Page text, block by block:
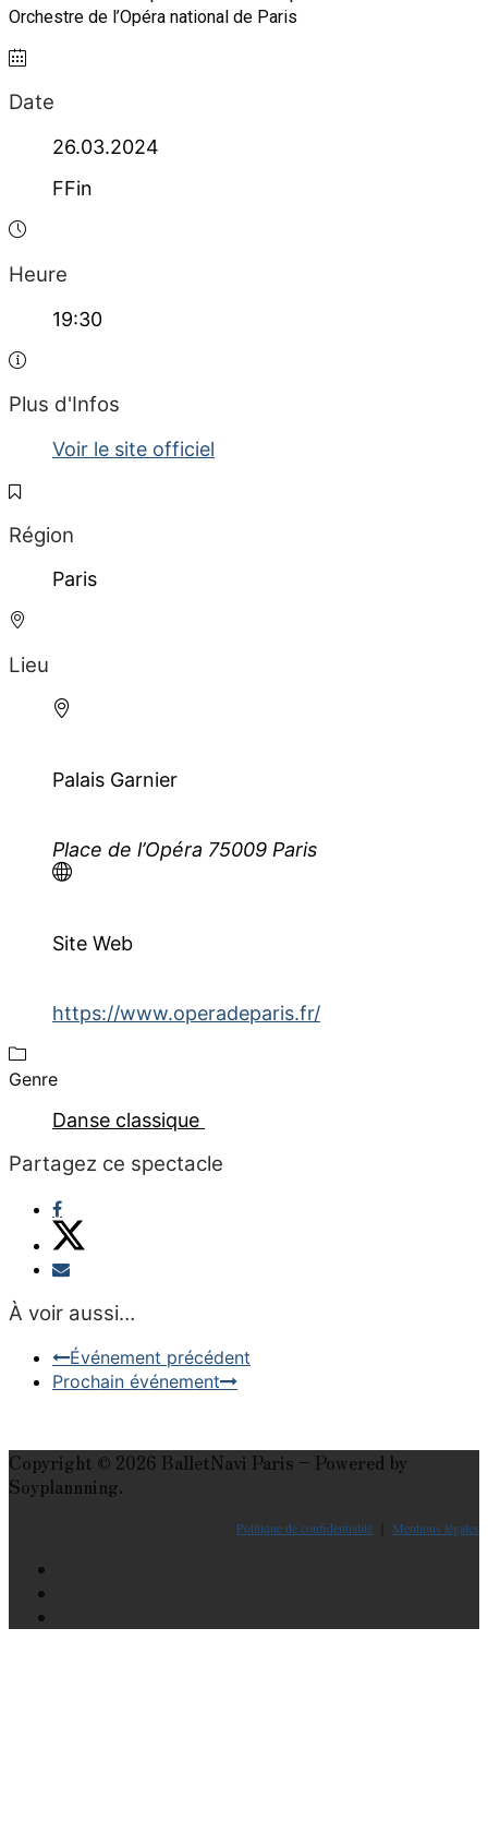
Orchestre de l’Opéra national de Paris
Date
26.03.2024
FFin
Heure
19:30
Plus d'Infos
Voir le site officiel
Région
Paris
Lieu
Palais Garnier
Place de l’Opéra 75009 Paris
Site Web
https://www.operadeparis.fr/
Genre
Danse classique
Partagez ce spectacle
À voir aussi…
Événement précédent
Prochain événement
Copyright © 2026 BalletNavi Paris – Powered by
Soyplannning.
Politique de confidentialité Mentions légales